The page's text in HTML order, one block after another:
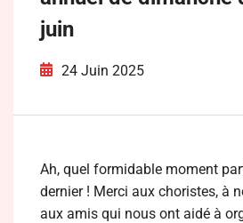
juin
24 Juin 2025
Ah, quel formidable moment
dernier ! Merci aux choristes, à
aux amis qui nous ont aidé à